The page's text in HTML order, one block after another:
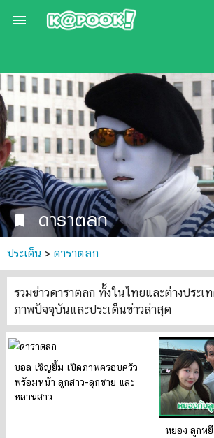

bookmark ดาราตลก
ประเด็น > ดาราตลก
รวมข่าวดาราตลก ทั้งในไทยและต่างประเ
ภาพปัจจุบันและประเด็นข่าวล่าสุด
บอล เชิญยิ้ม เปิดภาพครอบครัว
พร้อมหน้า ลูกสาว-ลูกชาย และ
หลานสาว
หยอง ลูกห